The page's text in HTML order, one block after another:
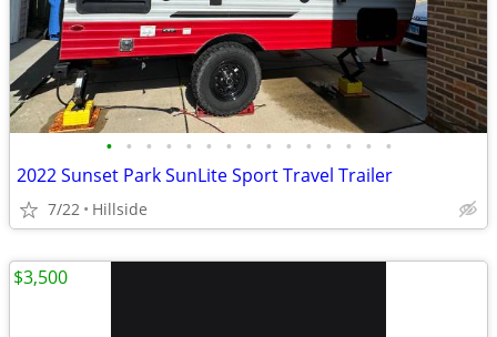
• • • • • • • • • • • • • • •
2022 Sunset Park SunLite Sport Travel Trailer
7/22 Hillside
$3,500